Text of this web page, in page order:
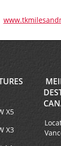
X5
X3